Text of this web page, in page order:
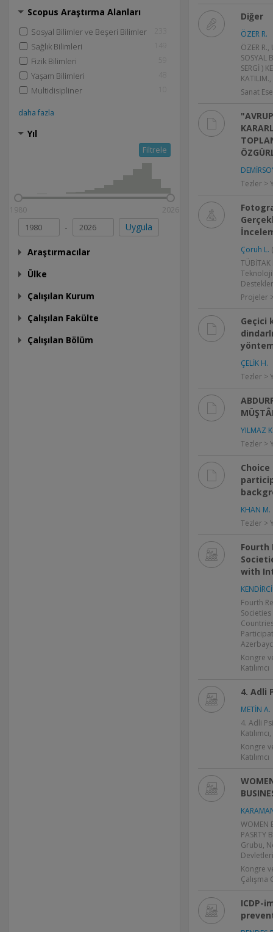
Scopus Araştırma Alanları
Sosyal Bilimler ve Beşeri Bilimler
Sağlık Bilimleri
Fizik Bilimleri
Yaşam Bilimleri
Multidisipliner
daha fazla
Yıl
Filtrele
1980 2026
- Uygula
Araştırmacılar
Ülke
Çalışılan Kurum
Çalışılan Fakülte
Çalışılan Bölüm
Diğer
ÖZER R.
ÖZER R.,
SOSYAL
SERGİ )
Sanat
Tezler >
Çoruh L.
Projeler
Geçici
ÇELİK H.
Tezler >
YILMAZ
Tezler >
KHAN M.
Tezler >
Fourth
with
Fourth
Kongre
Katılımcı
4. Adli
METİN A.
4. Adli
Kongre
Katılımcı
WOMEN
PASRTY
Grubu,
Kongre
Çalışma
ICDP-